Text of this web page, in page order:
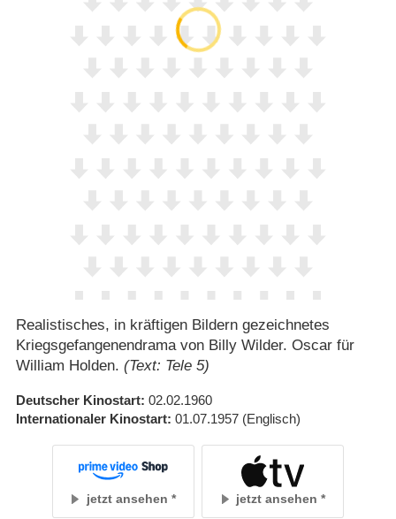
Realistisches, in kräftigen Bildern gezeichnetes
Kriegsgefangenendrama von Billy Wilder. Oscar für
William Holden. (Text: Tele 5)
Deutscher Kinostart 02.02.1960
Internationaler Kinostart 01.07.1957 (Englisch)
jetzt ansehen jetzt ansehen